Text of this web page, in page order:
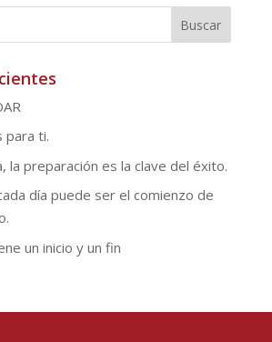
para ti.
la preparación es la clave del éxito.
día puede ser el comienzo de
un inicio y un fin